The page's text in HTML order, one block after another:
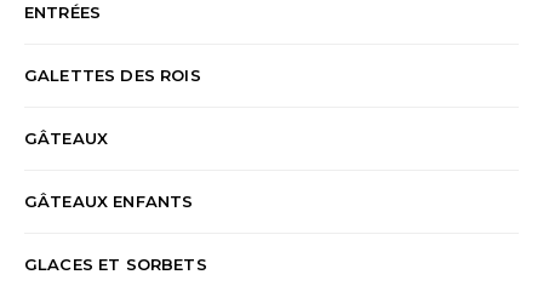
ENTRÉES
GALETTES DES ROIS
GÂTEAUX
GÂTEAUX ENFANTS
GLACES ET SORBETS